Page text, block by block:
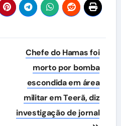
Chefe do Hamas foi
morto por bomba
escondida em área
militar em Teerã, diz
investigação de jornal